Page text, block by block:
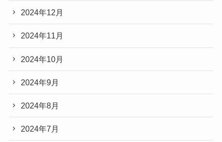
2024年12月
2024年11月
2024年10月
2024年9月
2024年8月
2024年7月